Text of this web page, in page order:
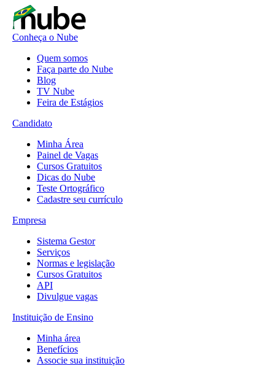
Conheça o Nube
Quem somos
Faça parte do Nube
Blog
TV Nube
Feira de Estágios
Candidato
Minha Área
Painel de Vagas
Cursos Gratuitos
Dicas do Nube
Teste Ortográfico
Cadastre seu currículo
Empresa
Sistema Gestor
Serviços
Normas e legislação
Cursos Gratuitos
API
Divulgue vagas
Instituição de Ensino
Minha área
Benefícios
Associe sua instituição